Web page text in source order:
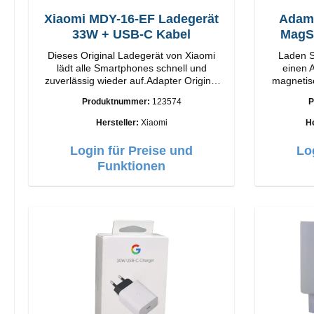
Xiaomi MDY-16-EF Ladegerät
33W + USB-C Kabel
Dieses Original Ladegerät von Xiaomi
lädt alle Smartphones schnell und
zuverlässig wieder auf.Adapter Original
Anschlüsse: USB-A Output: 33W Farbe:
Produktnummer: 123574
Hersteller: Xiaomi
Login für Preise und
Funktionen
Laden
einen
bietet
iPhone
auf Auf